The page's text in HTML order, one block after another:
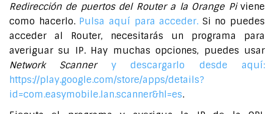
Redirección de puertos del Router a la Orange Piviene
como hacerlo. Pulsa aquí para acceder. Si no puedes
acceder al Router, necesitarás un programa para
averiguar su IP. Hay muchas opciones, puedes usar
Network Scanner
y descargarlo desde aquí:
https://play.google.com/store/apps/details?
id=com.easymobile.lan.scanner&hl=es.